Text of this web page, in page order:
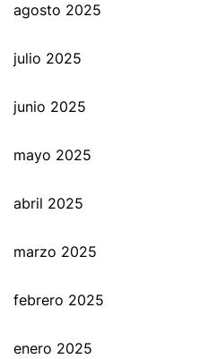
agosto 2025
julio 2025
junio 2025
mayo 2025
abril 2025
marzo 2025
febrero 2025
enero 2025